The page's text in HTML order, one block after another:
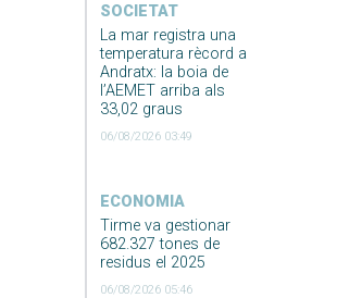
SOCIETAT
La mar registra una
temperatura rècord a
Andratx: la boia de
l’AEMET arriba als
33,02 graus
06/08/2026 03:49
ECONOMIA
Tirme va gestionar
682.327 tones de
residus el 2025
06/08/2026 05:46